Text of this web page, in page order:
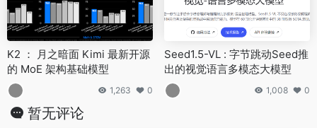
K2 ： 月之暗面 Kimi 最新开源
的 MoE 架构基础模型
1,263 0
Seed1.5-VL : 字节跳动Seed推
出的视觉语言多模态大模型
1,008 0
暂无评论